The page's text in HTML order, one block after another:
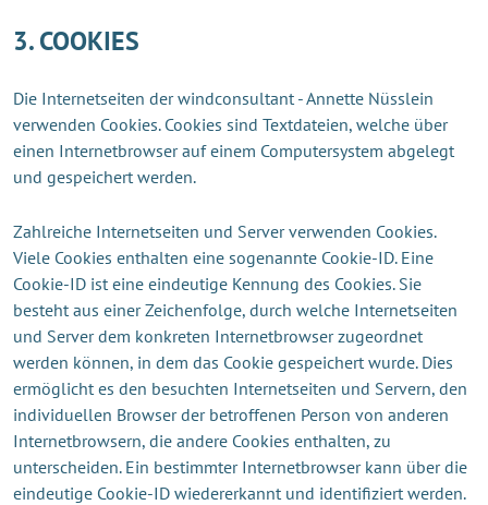
3. COOKIES
Die Internetseiten der windconsultant - Annette Nüsslein
verwenden Cookies. Cookies sind Textdateien, welche über
einen Internetbrowser auf einem Computersystem abgelegt
und gespeichert werden.
Zahlreiche Internetseiten und Server verwenden Cookies.
Viele Cookies enthalten eine sogenannte Cookie-ID. Eine
Cookie-ID ist eine eindeutige Kennung des Cookies. Sie
besteht aus einer Zeichenfolge, durch welche Internetseiten
und Server dem konkreten Internetbrowser zugeordnet
werden können, in dem das Cookie gespeichert wurde. Dies
ermöglicht es den besuchten Internetseiten und Servern, den
individuellen Browser der betroffenen Person von anderen
Internetbrowsern, die andere Cookies enthalten, zu
unterscheiden. Ein bestimmter Internetbrowser kann über die
eindeutige Cookie-ID wiedererkannt und identifiziert werden.